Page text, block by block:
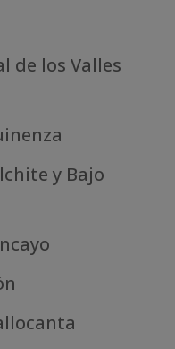
de los Valles
y Bajo